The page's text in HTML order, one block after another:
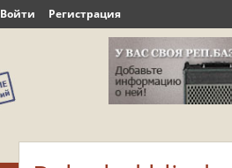
Войти Регистрация